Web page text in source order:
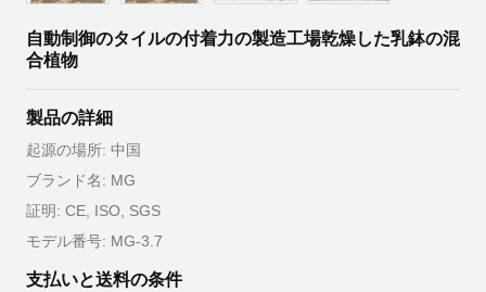
自動制御のタイルの付着力の製造工場乾燥した乳鉢の混
合植物
製品の詳細
起源の場所: 中国
ブランド名: MG
証明: CE, ISO, SGS
モデル番号: MG-3.7
支払いと送料の条件